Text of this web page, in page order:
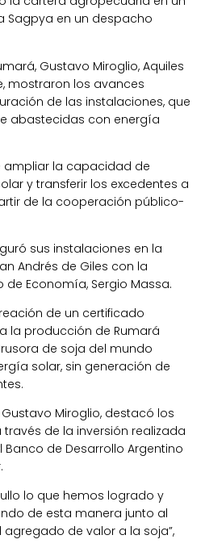
Sagpya en un despacho
Gustavo Miroglio, Aquiles
mostraron los avances
de las instalaciones, que
abastecidas con energía
ampliar la capacidad de
y transferir los excedentes a
de la cooperación público-
sus instalaciones en la
Andrés de Giles con la
Economía, Sergio Massa.
de un certificado
la producción de Rumará
de soja del mundo
solar, sin generación de
Miroglio, destacó los
de la inversión realizada
de Desarrollo Argentino
lo que hemos logrado y
de esta manera junto al
de valor a la soja”,